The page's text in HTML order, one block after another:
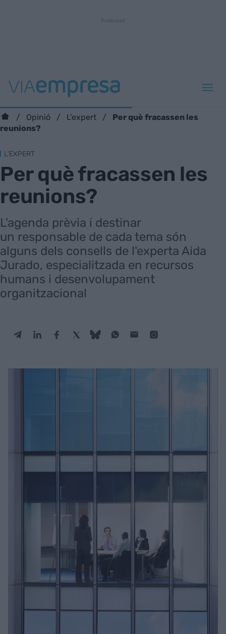
Opinió L'expert
Per què fracassen les
reunions?
L'EXPERT
Per què fracassen les
reunions?
L'agenda prèvia i destinar
un responsable de cada tema són
alguns dels consells de l'experta Aida
Jurado, especialitzada en recursos
humans i desenvolupament
organitzacional